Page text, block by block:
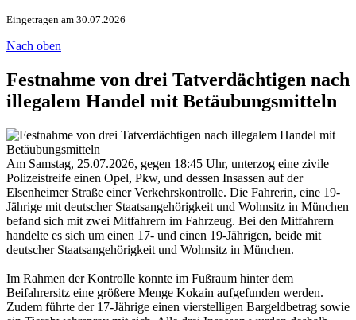
Eingetragen am 30.07.2026
Nach oben
Festnahme von drei Tatverdächtigen nach
illegalem Handel mit Betäubungsmitteln
Am Samstag, 25.07.2026, gegen 18:45 Uhr, unterzog eine zivile
Polizeistreife einen Opel, Pkw, und dessen Insassen auf der
Elsenheimer Straße einer Verkehrskontrolle. Die Fahrerin, eine 19-
Jährige mit deutscher Staatsangehörigkeit und Wohnsitz in München
befand sich mit zwei Mitfahrern im Fahrzeug. Bei den Mitfahrern
handelte es sich um einen 17- und einen 19-Jährigen, beide mit
deutscher Staatsangehörigkeit und Wohnsitz in München.
Im Rahmen der Kontrolle konnte im Fußraum hinter dem
Beifahrersitz eine größere Menge Kokain aufgefunden werden.
Zudem führte der 17-Jährige einen vierstelligen Bargeldbetrag sowie